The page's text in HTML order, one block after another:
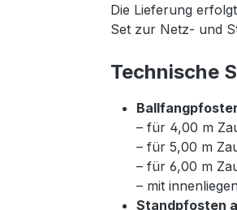
Die Lieferung
Set zur Netz- und
Technische
– für 4,00 m
– für 5,00 m
– für 6,00 m
– mit
Standpfosten